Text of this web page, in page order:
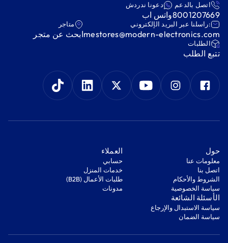
اتصل بالدعم
8001207669
دعونا ندردش
واتس اب
:راسلنا عبر البريد الإلكتروني
mestores@modern-electronics.com
متاجر
ابحث عن متجر
‫الطلبات‬
‫تتبع الطلب‬
‫حول‬
معلومات عنا
اتصل بنا
‫الشروط والأحكام‬
‫سياسة الخصوصية‬
‫العملاء‬
‫حسابي‬
‫خدمات المنزل‬
‫طلبات الأعمال (B2B)‬
مدونات
‫الأسئلة الشائعة‬
‫سياسة الاستبدال والإرجاع‬
‫سياسة الضمان‬